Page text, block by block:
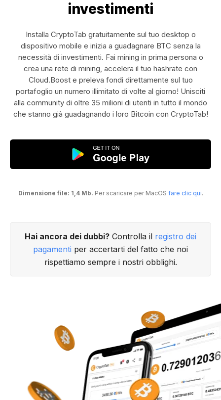
investimenti
Installa CryptoTab gratuitamente sul tuo desktop o
dispositivo mobile e inizia a guadagnare BTC senza la
necessità di investimenti. Fai mining in prima persona o
crea una rete di mining, accelera il tuo hashrate con
Cloud.Boost e preleva fondi direttamente sul tuo
portafoglio un numero illimitato di volte al giorno! Unisciti
alla community di oltre 35 milioni di utenti in tutto il mondo
che stanno già guadagnando i loro Bitcoin con CryptoTab!
Dimensione file: 1,4 Mb. Per scaricare per MacOS fare clic qui.
Hai ancora dei dubbi? Controlla il registro dei
pagamenti per accertarti del fatto che noi
rispettiamo sempre i nostri obblighi.